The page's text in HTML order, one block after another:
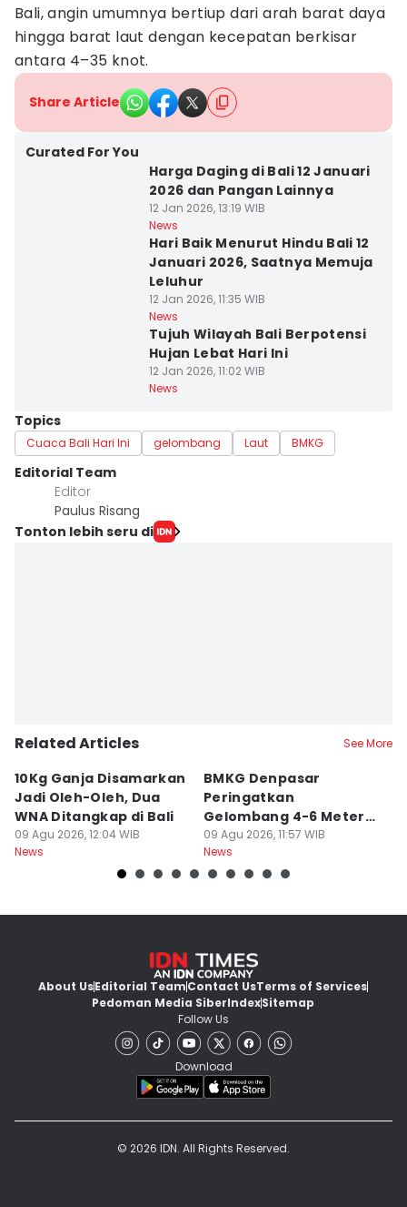
Bali, angin umumnya bertiup dari arah barat daya
hingga barat laut dengan kecepatan berkisar
antara 4–35 knot.
Share Article
Curated For You
Harga Daging di Bali 12 Januari
2026 dan Pangan Lainnya
12 Jan 2026, 13:19 WIB
News
Hari Baik Menurut Hindu Bali 12
Januari 2026, Saatnya Memuja
Leluhur
12 Jan 2026, 11:35 WIB
News
Tujuh Wilayah Bali Berpotensi
Hujan Lebat Hari Ini
12 Jan 2026, 11:02 WIB
News
Topics
Cuaca Bali Hari Ini gelombang Laut BMKG
Editorial Team
Editor
Paulus Risang
Tonton lebih seru di
Related Articles See More
10Kg Ganja Disamarkan
Jadi Oleh-Oleh, Dua
WNA Ditangkap di Bali
09 Agu 2026, 12:04 WIB
News
BMKG Denpasar
Peringatkan
Gelombang 4-6 Meter di
Bali
09 Agu 2026, 11:57 WIB
News
About UsEditorial TeamContact UsTerms of Services
Pedoman Media SiberIndexSitemap
Follow Us
Download
© 2026 IDN. All Rights Reserved.